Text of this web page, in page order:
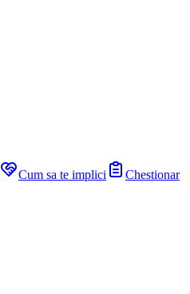
Cum sa te implici
Chestionar